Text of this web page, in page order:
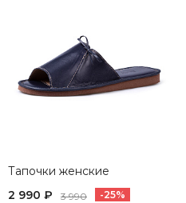
Тапочки женские
2 990 ₽
3 990 -25%